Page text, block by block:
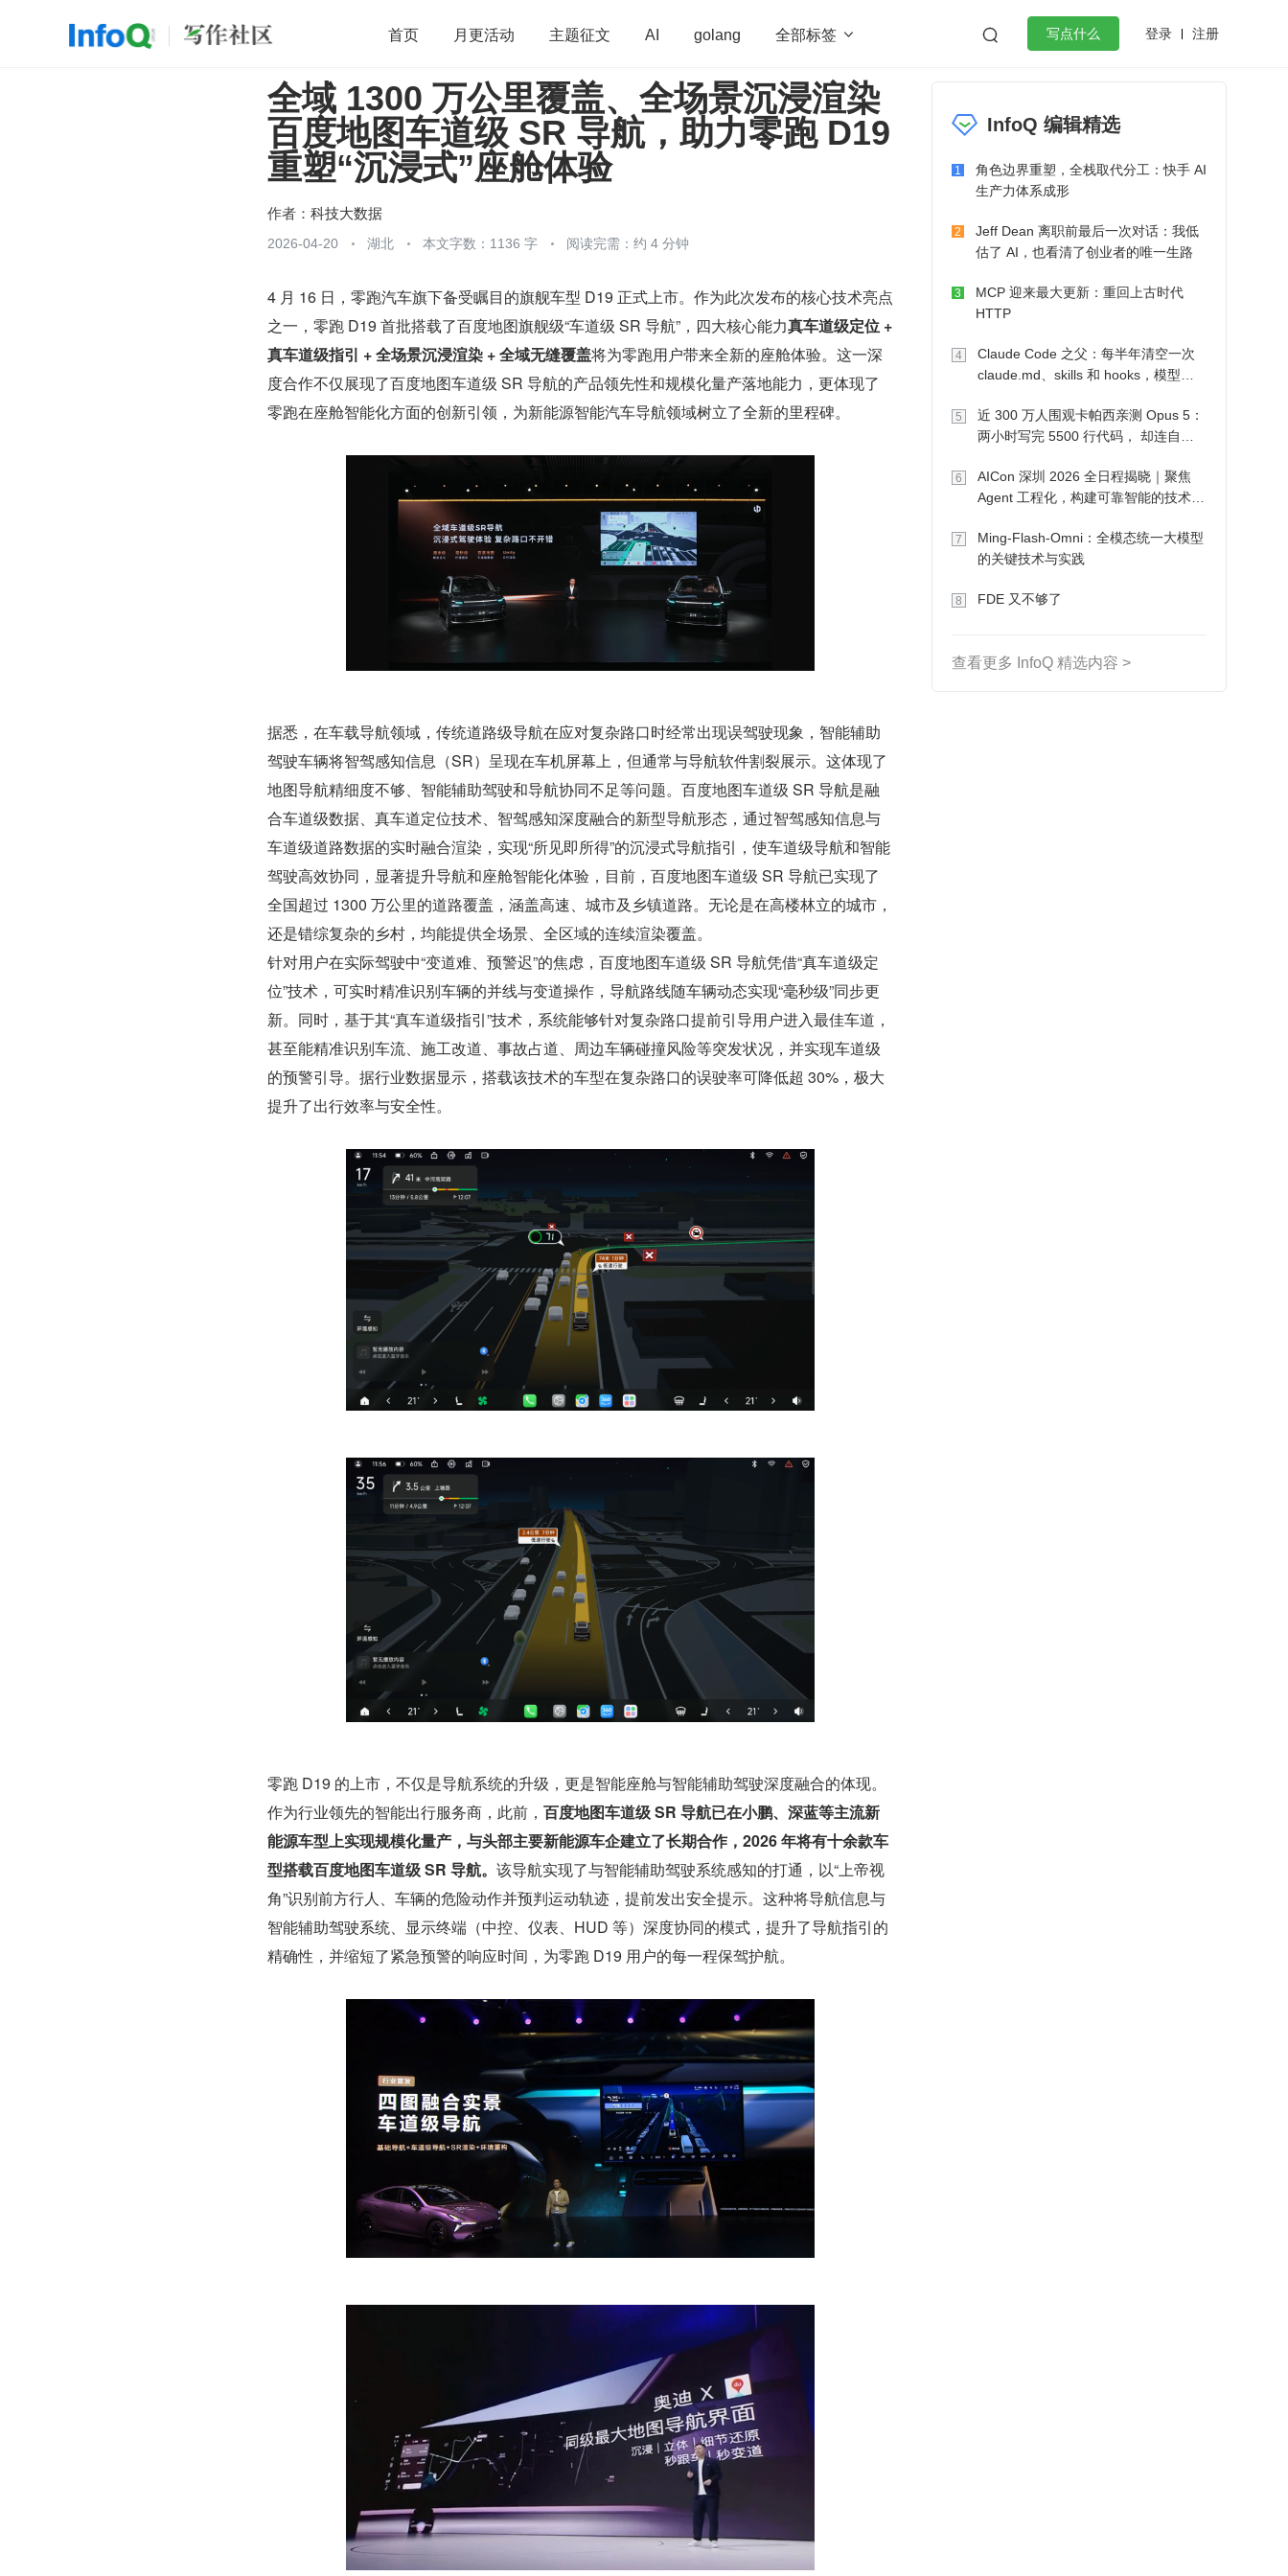
首页 月更活动 主题征文 AI golang 全部标签   写点什么 登录 注册
开源 架构 OpenHarmony 算法 学习方法 Web3.0 高效工作
团队管理 程序员 运维 深度思考 低代码 redis golang 微服务架构 flutter
全域 1300 万公里覆盖、全场景沉浸渲染
百度地图车道级 SR 导航，助力零跑 D19
重塑“沉浸式”座舱体验
作者： 科技大数据
2026-04-20 湖北 本文字数：1136 字 阅读完需：约 4 分钟
4 月 16 日，零跑汽车旗下备受瞩目的旗舰车型 D19 正式上市。作为此次发布的核心技术亮点
之一，零跑 D19 首批搭载了百度地图旗舰级“车道级 SR 导航”，四大核心能力真车道级定位 +
真车道级指引 + 全场景沉浸渲染 + 全域无缝覆盖将为零跑用户带来全新的座舱体验。这一深
度合作不仅展现了百度地图车道级 SR 导航的产品领先性和规模化量产落地能力，更体现了
零跑在座舱智能化方面的创新引领，为新能源智能汽车导航领域树立了全新的里程碑。
据悉，在车载导航领域，传统道路级导航在应对复杂路口时经常出现误驾驶现象，智能辅助
驾驶车辆将智驾感知信息（SR）呈现在车机屏幕上，但通常与导航软件割裂展示。这体现了
地图导航精细度不够、智能辅助驾驶和导航协同不足等问题。百度地图车道级 SR 导航是融
合车道级数据、真车道定位技术、智驾感知深度融合的新型导航形态，通过智驾感知信息与
车道级道路数据的实时融合渲染，实现“所见即所得”的沉浸式导航指引，使车道级导航和智能
驾驶高效协同，显著提升导航和座舱智能化体验，目前，百度地图车道级 SR 导航已实现了
全国超过 1300 万公里的道路覆盖，涵盖高速、城市及乡镇道路。无论是在高楼林立的城市，
还是错综复杂的乡村，均能提供全场景、全区域的连续渲染覆盖。
针对用户在实际驾驶中“变道难、预警迟”的焦虑，百度地图车道级 SR 导航凭借“真车道级定
位”技术，可实时精准识别车辆的并线与变道操作，导航路线随车辆动态实现“毫秒级”同步更
新。同时，基于其“真车道级指引”技术，系统能够针对复杂路口提前引导用户进入最佳车道，
甚至能精准识别车流、施工改道、事故占道、周边车辆碰撞风险等突发状况，并实现车道级
的预警引导。据行业数据显示，搭载该技术的车型在复杂路口的误驶率可降低超 30%，极大
提升了出行效率与安全性。
零跑 D19 的上市，不仅是导航系统的升级，更是智能座舱与智能辅助驾驶深度融合的体现。
作为行业领先的智能出行服务商，此前， 百度地图车道级 SR 导航已在小鹏、深蓝等主流新
能源车型上实现规模化量产，与头部主要新能源车企建立了长期合作，2026 年将有十余款车
型搭载百度地图车道级 SR 导航。 该导航实现了与智能辅助驾驶系统感知的打通，以“上帝视
角”识别前方行人、车辆的危险动作并预判运动轨迹，提前发出安全提示。这种将导航信息与
智能辅助驾驶系统、显示终端（中控、仪表、HUD 等）深度协同的模式，提升了导航指引的
精确性，并缩短了紧急预警的响应时间，为零跑 D19 用户的每一程保驾护航。
InfoQ 编辑精选
1
角色边界重塑，全栈取代分工：快手 AI
生产力体系成形
2
Jeff Dean 离职前最后一次对话：我低
估了 AI，也看清了创业者的唯一生路
3
MCP 迎来最大更新：重回上古时代
HTTP
4
Claude Code 之父：每半年清空一次
claude.md、skills 和 hooks，模型自
5
近 300 万人围观卡帕西亲测 Opus 5：
两小时写完 5500 行代码， 却连自己
6
AICon 深圳 2026 全日程揭晓｜聚焦
Agent 工程化，构建可靠智能的技术路
7
Ming-Flash-Omni：全模态统一大模型
的关键技术与实践
8 FDE 又不够了
查看更多 InfoQ 精选内容 >